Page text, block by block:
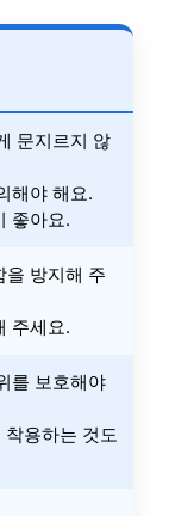
문지르지 않
해야 해요.
좋아요.
을 방지해 주
주세요.
를 보호해야
용하는 것도